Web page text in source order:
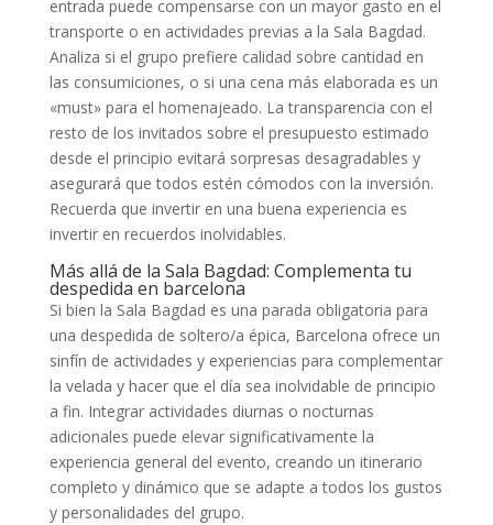
entrada puede compensarse con un mayor gasto en el
transporte o en actividades previas a la Sala Bagdad.
Analiza si el grupo prefiere calidad sobre cantidad en
las consumiciones, o si una cena más elaborada es un
«must» para el homenajeado. La transparencia con el
resto de los invitados sobre el presupuesto estimado
desde el principio evitará sorpresas desagradables y
asegurará que todos estén cómodos con la inversión.
Recuerda que invertir en una buena experiencia es
invertir en recuerdos inolvidables.
Más allá de la Sala Bagdad: Complementa tu
despedida en barcelona
Si bien la Sala Bagdad es una parada obligatoria para
una despedida de soltero/a épica, Barcelona ofrece un
sinfín de actividades y experiencias para complementar
la velada y hacer que el día sea inolvidable de principio
a fin. Integrar actividades diurnas o nocturnas
adicionales puede elevar significativamente la
experiencia general del evento, creando un itinerario
completo y dinámico que se adapte a todos los gustos
y personalidades del grupo.